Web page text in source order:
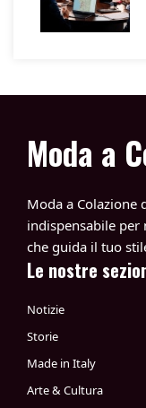
Moda a
Moda a Colazione
indispensabile per
che guida il tuo
Le nostre
Notizie
Storie
Made in Italy
Arte & Cultura